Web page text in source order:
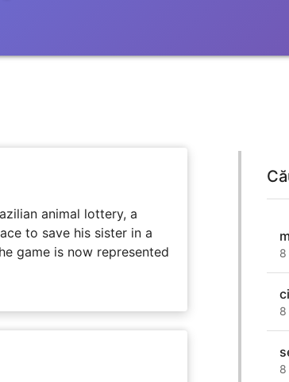
animal lottery, a
to save his sister in a
game is now represented
8
8
8